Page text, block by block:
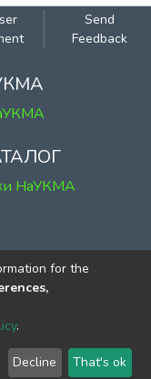
Send
Feedback
НаУКМА
2
for the
.
Decline That's ok